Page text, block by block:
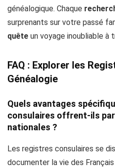
généalogique. Chaque
surprenants sur votre passé
quête un voyage inoubliable à
FAQ : Explorer les
Généalogie
Quels avantages
consulaires offrent-ils
nationales ?
Les registres consulaires se
documenter la vie des